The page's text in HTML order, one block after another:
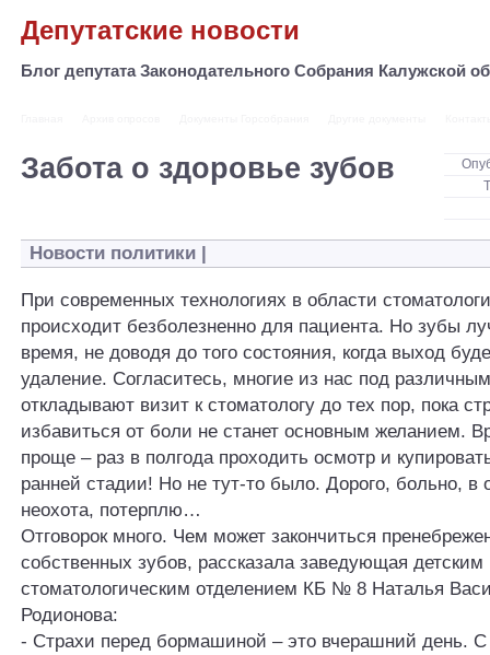
Депутатские новости
Блог депутата Законодательного Собрания Калужской
Забота о здоровье зубов
Новости политики |
При современных технологиях в области
происходит безболезненно для пациента. Но зубы
время, не доводя до того состояния, когда выход
удаление. Согласитесь, многие из нас под
откладывают визит к стоматологу до тех пор, пока
избавиться от боли не станет основным желанием.
проще – раз в полгода проходить осмотр и
ранней стадии! Но не тут-то было. Дорого, больно, в
неохота, потерплю…
Отговорок много. Чем может закончиться
собственных зубов, рассказала заведующая детским
стоматологическим отделением КБ № 8 Наталья
Родионова:
- Страхи перед бормашиной – это вчерашний день.